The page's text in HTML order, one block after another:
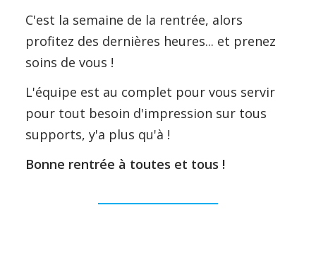
C'est la semaine de la rentrée, alors
profitez des dernières heures... et prenez
soins de vous !
L'équipe est au complet pour vous servir
pour tout besoin d'impression sur tous
supports, y'a plus qu'à !
Bonne rentrée à toutes et tous !